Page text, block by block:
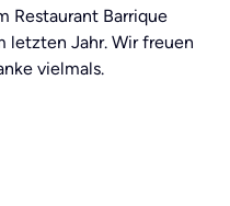
Restaurant Barrique
letzten Jahr. Wir freuen
vielmals.